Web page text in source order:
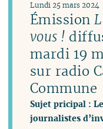
Émission
vous !
mardi 19
sur radio
Commune
Sujet pricipal :
journalistes
Lundi 25 mars 2024